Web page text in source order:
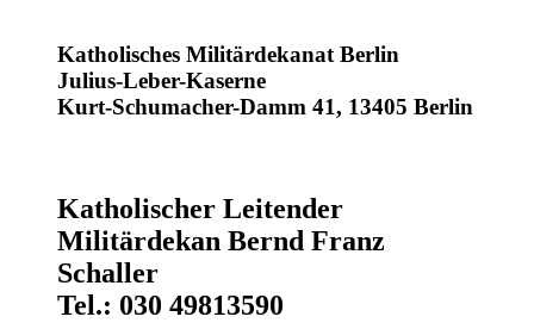
Katholisches Militärdekanat Berlin
Julius-Leber-Kaserne
Kurt-Schumacher-Damm 41, 13405 Berlin
Katholischer Leitender
Militärdekan Bernd Franz
Schaller
Tel.: 030 49813590